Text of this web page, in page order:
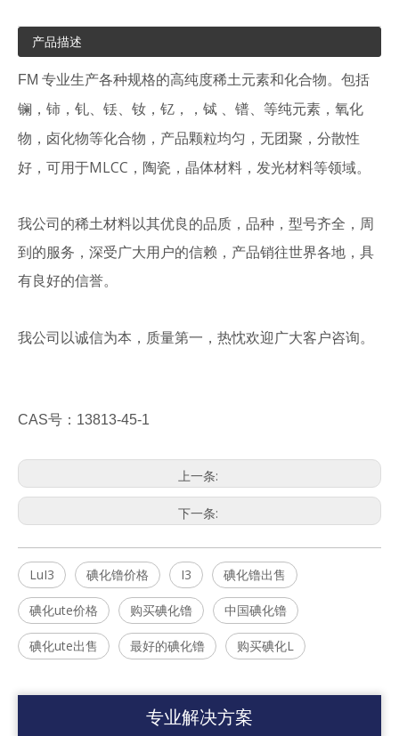
产品描述
FM 专业生产各种规格的高纯度稀土元素和化合物。包括
镧，铈，钆、铥、钕，钇，，铽 、镨、等纯元素，氧化
物，卤化物等化合物 ，产品颗粒均匀，无团聚，分散性
好，可用于MLCC，陶瓷，晶体材料，发光材料等领域。
我公司的稀土材料以其优良的品质，品种，型号齐全，周
到的服务，深受广大用户的信赖，产品销往世界各地，具
有良好的信誉。
我公司以诚信为本，质量第一，热忱欢迎广大客户咨询。
CAS号：13813-45-1
上一条:
下一条:
LuI3 碘化镥价格 I3 碘化镥出售
碘化ute价格 购买碘化镥 中国碘化镥
碘化ute出售 最好的碘化镥 购买碘化L
专业解决方案